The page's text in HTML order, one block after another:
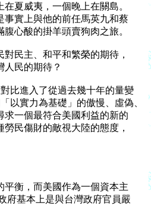
夏威夷，一個晚上在關島。
事實上與他的前任馬英九和蔡
心酸的掛羊頭賣狗肉之旅。
民主、和平和繁榮的期待，
人民的期待？
比進入了從過去幾十年的量變
以實力為基礎」的傲慢、虛偽、
一個最符合美國利益的新的
民傷財的敵視大陸的態度，
平衡，而美國作為一個資本主
府基本上是與台灣政府官員嚴